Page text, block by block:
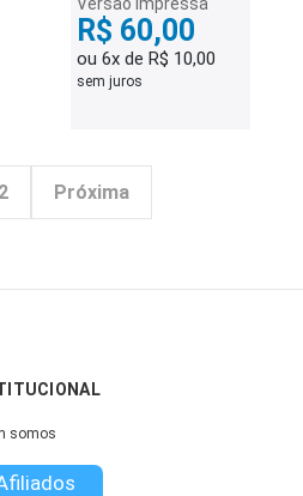
R$ 60,00
ou 6x de R$ 10,00
sem juros
2 Próxima
somos